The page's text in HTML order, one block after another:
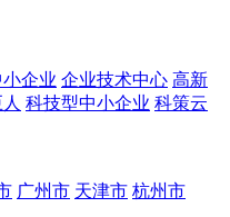
企业 企业技术中心 高新
科技型中小企业 科策云
广州市 天津市 杭州市